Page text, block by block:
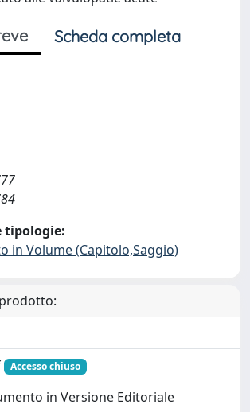
Scheda completa
tipologie:
in Volume (Capitolo,Saggio)
Accesso chiuso
in Versione Editoriale